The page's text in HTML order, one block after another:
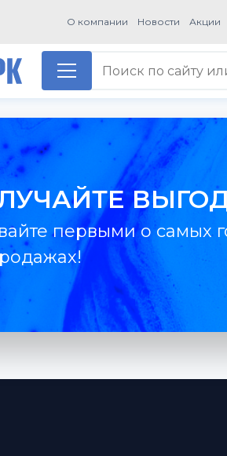
О компании Новости Акции
первыми о самых